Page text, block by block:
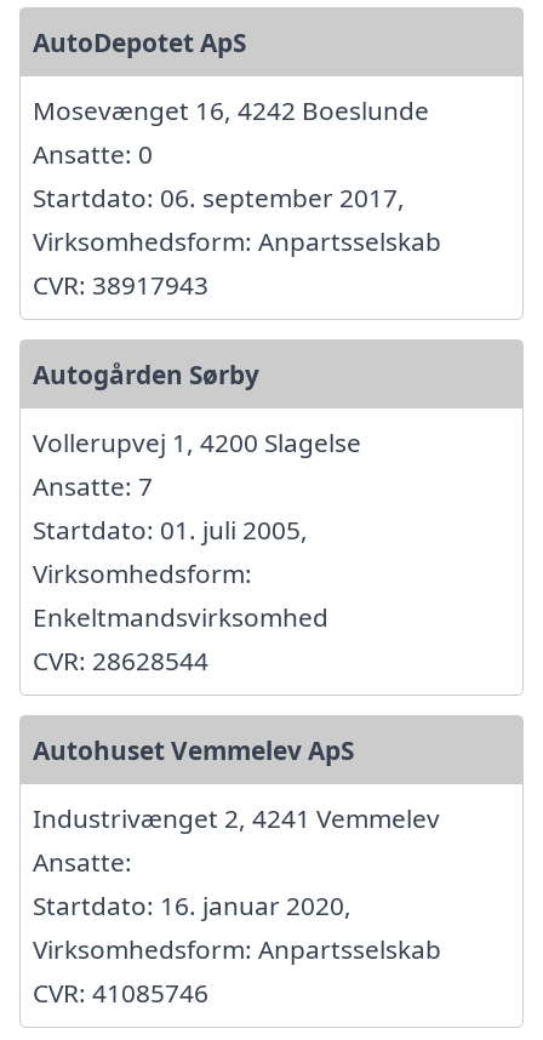
AutoDepotet ApS
Mosevænget 16, 4242 Boeslunde
Ansatte: 0
Startdato: 06. september 2017,
Virksomhedsform: Anpartsselskab
CVR: 38917943
Autogården Sørby
Vollerupvej 1, 4200 Slagelse
Ansatte: 7
Startdato: 01. juli 2005,
Virksomhedsform:
Enkeltmandsvirksomhed
CVR: 28628544
Autohuset Vemmelev ApS
Industrivænget 2, 4241 Vemmelev
Ansatte:
Startdato: 16. januar 2020,
Virksomhedsform: Anpartsselskab
CVR: 41085746